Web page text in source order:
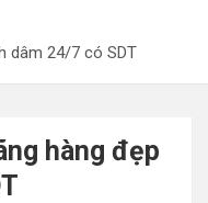
dâm 24/7 có SDT
hàng đẹp